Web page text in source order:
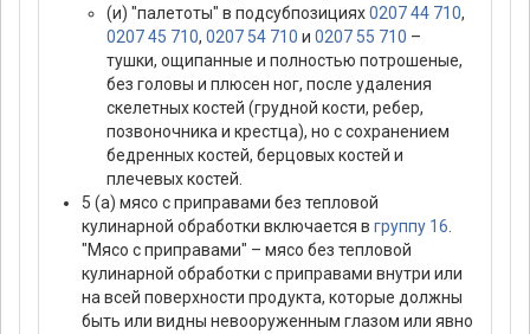
(и) "палетоты" в подсубпозициях0207 44 710,
0207 45 710, 0207 54 710 и 0207 55 710 –
тушки, ощипанные и полностью потрошеные,
без головы и плюсен ног, после удаления
скелетных костей (грудной кости, ребер,
позвоночника и крестца), но с сохранением
бедренных костей, берцовых костей и
плечевых костей.
5 (а) мясо с приправами без тепловой
кулинарной обработки включается в группу 16
"Мясо с приправами" – мясо без тепловой
кулинарной обработки с приправами внутри или
на всей поверхности продукта, которые должны
быть или видны невооруженным глазом или явно